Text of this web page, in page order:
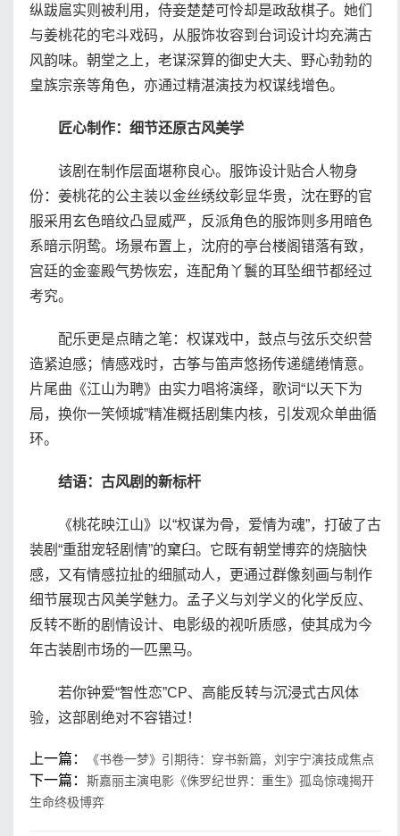
纵跋扈实则被利用，侍妾楚楚可怜却是政敌棋子。她们
与姜桃花的宅斗戏码，从服饰妆容到台词设计均充满古
风韵味。朝堂之上，老谋深算的御史大夫、野心勃勃的
皇族宗亲等角色，亦通过精湛演技为权谋线增色。
匠心制作：细节还原古风美学
该剧在制作层面堪称良心。服饰设计贴合人物身
份：姜桃花的公主装以金丝绣纹彰显华贵，沈在野的官
服采用玄色暗纹凸显威严，反派角色的服饰则多用暗色
系暗示阴鸷。场景布置上，沈府的亭台楼阁错落有致，
宫廷的金銮殿气势恢宏，连配角丫鬟的耳坠细节都经过
考究。
配乐更是点睛之笔：权谋戏中，鼓点与弦乐交织营
造紧迫感；情感戏时，古筝与笛声悠扬传递缱绻情意。
片尾曲《江山为聘》由实力唱将演绎，歌词“以天下为
局，换你一笑倾城”精准概括剧集内核，引发观众单曲循
环。
结语：古风剧的新标杆
《桃花映江山》以“权谋为骨，爱情为魂”，打破了古
装剧“重甜宠轻剧情”的窠臼。它既有朝堂博弈的烧脑快
感，又有情感拉扯的细腻动人，更通过群像刻画与制作
细节展现古风美学魅力。孟子义与刘学义的化学反应、
反转不断的剧情设计、电影级的视听质感，使其成为今
年古装剧市场的一匹黑马。
若你钟爱“智性恋”CP、高能反转与沉浸式古风体
验，这部剧绝对不容错过！
上一篇： 《书卷一梦》引期待：穿书新篇，刘宇宁演技成焦点
下一篇： 斯嘉丽主演电影《侏罗纪世界：重生》孤岛惊魂揭开
生命终极博弈